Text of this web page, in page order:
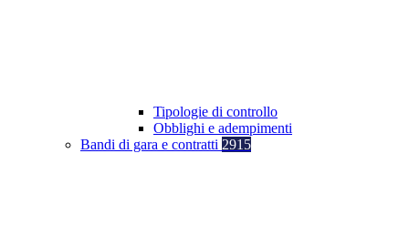
Tipologie di controllo
Obblighi e adempimenti
Bandi di gara e contratti 2915